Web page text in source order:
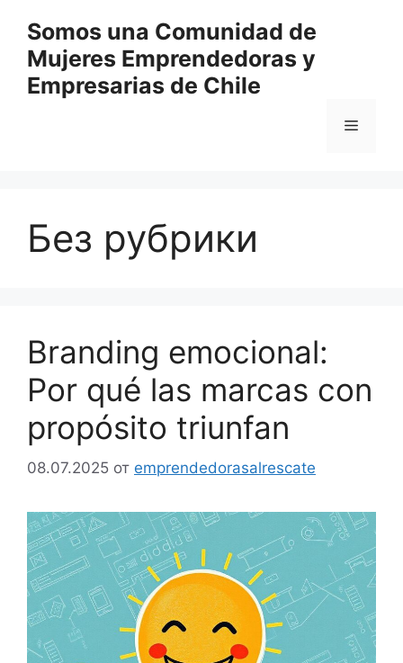
содержимому
Somos una Comunidad de
Mujeres Emprendedoras y
Empresarias de Chile
Меню
Без рубрики
Branding emocional:
Por qué las marcas con
propósito triunfan
08.07.2025 от emprendedorasalrescate